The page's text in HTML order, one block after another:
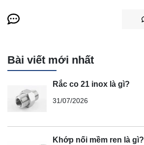
Bài viết mới nhất
Rắc co 21 inox là gì?
31/07/2026
Khớp nối mềm ren là gì?